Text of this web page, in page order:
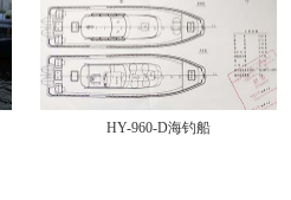
HY-960-D海钓船